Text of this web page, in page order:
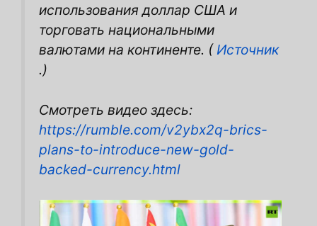
использования доллар США и
торговать национальными
валютами на континенте. ( Источник
.)
Смотреть видео здесь:
https://rumble.com/v2ybx2q-brics-
plans-to-introduce-new-gold-
backed-currency.html